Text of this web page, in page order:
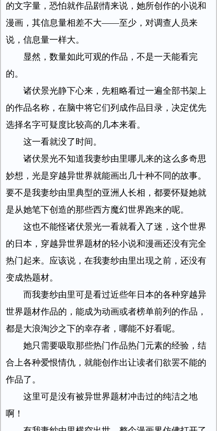
的文字量，恐怕就作品剧情来说，她所创作的小说和
漫画，其信息量相差不大——至少，对调查人员来
说，信息量一样大。
显然，数量如此可观的作品，不是一天能看完
的。
诸伏景光静下心来，先粗略看过一遍全部书架上
的作品名称，在脑中将它们列成作品目录，决定优先
选择名字可疑度比较高的几本来看。
这一看就没了时间。
诸伏景光不知道我妻纱由里哪儿来的这么多奇思
妙想，光是穿越异世界就能画出几十种不同的故事。
要不是我妻纱由里典型的亚洲人长相，都要怀疑她就
是从她笔下创造的那些西方魔幻世界跑来的呢。
这也不能怪诸伏景光一看就看入了迷，这个世界
的日本，穿越异世界题材的轻小说和漫画还没有完全
热门起来。应该说，在我妻纱由里出现之前，还没有
变成热题材。
而我妻纱由里可是看过近些年日本的各种穿越异
世界题材作品的，能成为动画或者榜单前列的作品，
都是大浪淘沙之下的幸存者，哪能不好看呢。
她只需要吸取那些热门作品热门元素的经验，结
合上各种爱恨情仇，就能创作出让读者们欲罢不能的
作品了。
这里可是没有被异世界题材冲击过的纯洁之地
啊！